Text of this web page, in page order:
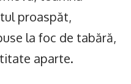
proaspăt,
la foc de tabără,
aparte.